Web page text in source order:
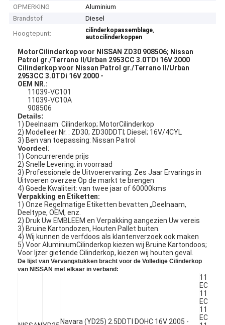
OPMERKING
Aluminium
Brandstof
Diesel
Hoogtepunt:
cilinderkopassemblage,
autocilinderkoppen
MotorCilinderkop voor NISSAN ZD30 908506; Nissan
Patrol gr./Terrano II/Urban 2953CC 3.0TDi 16V 2000
Cilinderkop voor Nissan Patrol gr./Terrano II/Urban
2953CC 3.0TDi 16V 2000 -
OEM NR.:
11039-VC101
11039-VC10A
908506
Details:
1) Deelnaam: Cilinderkop; MotorCilinderkop
2) Modelleer Nr. : ZD30; ZD30DDTI; Diesel; 16V/4CYL
3) Ben van toepassing: Nissan Patrol
Voordeel:
1) Concurrerende prijs
2) Snelle Levering: in voorraad
3) Professionele de Uitvoerervaring: Zes Jaar Ervarings in
Uitvoeren overzee Op de markt te brengen
4) Goede Kwaliteit: van twee jaar of 60000kms
Verpakking en Etiketten:
1) Onze Regelmatige Etiketten bevatten „Deelnaam,
Deeltype, OEM, enz.
2) Druk Uw EMBLEEM en Verpakking aangezien Uw vereis
3) Bruine Kartondozen, Houten Pallet buiten.
4) Wij kunnen de verfdoos als klantenverzoek ook maken
5) Voor AluminiumCilinderkop kiezen wij Bruine Kartondoos;
Voor Ijzer gietende Cilinderkop, kiezen wij houten geval.
De lijst van Vervangstukken bracht voor de Volledige Cilinderkop
van NISSAN met elkaar in verband:
Navara (YD25) 2.5DDTI DOHC 16V 2005 -
11039-
EC00A
11040-
EC00A
11040-
EC00C